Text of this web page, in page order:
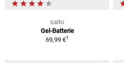
saito
Gel-Batterie
69,99 €1